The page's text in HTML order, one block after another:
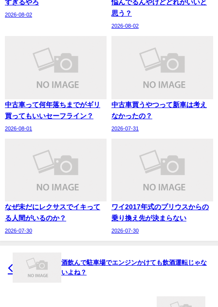
すぎるやろ
2026-08-02
悩んでるんやけどどれがいいと
思う？
2026-08-02
中古車って何年落ちまでがギリ
買ってもいいセーフライン？
2026-08-01
中古車買うやつって新車は考え
なかったの？
2026-07-31
なぜ未だにレクサスでイキって
る人間がいるのか？
2026-07-30
ワイ2017年式のプリウスからの
乗り換え先が決まらない
2026-07-30
酒飲んで駐車場でエンジンかけても飲酒運転じゃな
いよね？